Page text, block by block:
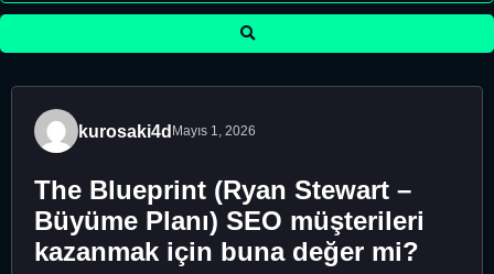
kurosaki4d Mayıs 1, 2026
The Blueprint (Ryan Stewart –
Büyüme Planı) SEO müşterileri
kazanmak için buna değer mi?